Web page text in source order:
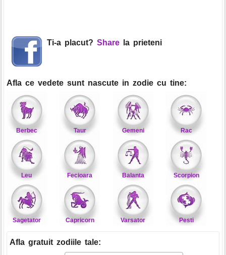
Ti-a placut? Share la prieteni
Afla ce vedete sunt nascute in zodie cu tine:
Berbec Taur Gemeni Rac
Leu Fecioara Balanta Scorpion
Sagetator Capricorn Varsator Pesti
Afla gratuit zodiile tale: